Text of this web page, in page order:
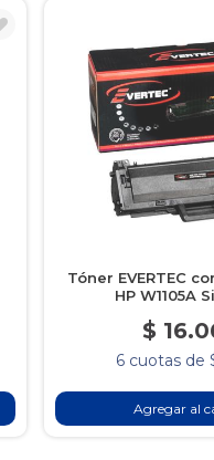
Tóner EVERTEC
HP W1105A
$
6 cuotas de
Agregar al